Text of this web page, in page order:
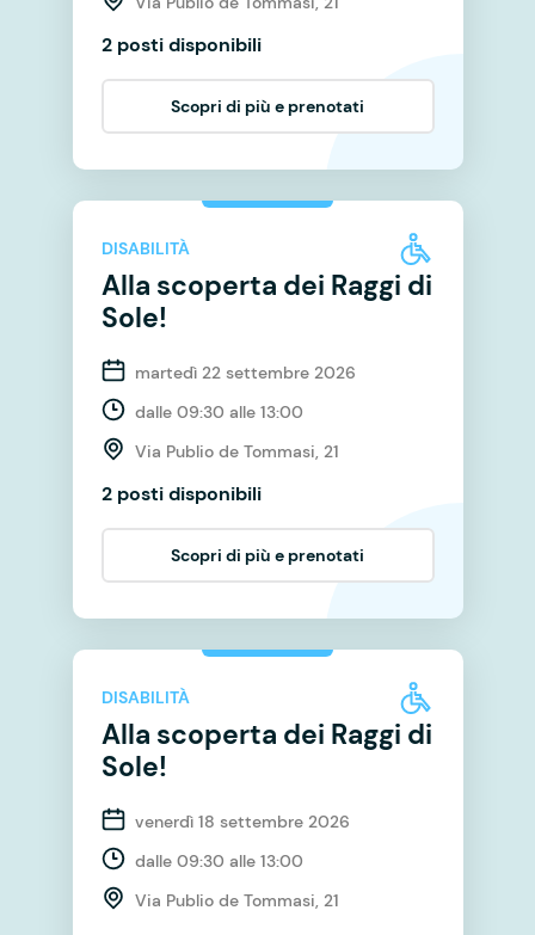
2 posti disponibili
Scopri di più e prenotati
DISABILITÀ
Alla scoperta dei Raggi di
Sole!
martedì 22 settembre 2026
dalle 09:30 alle 13:00
Via Publio de Tommasi, 21
2 posti disponibili
Scopri di più e prenotati
DISABILITÀ
Alla scoperta dei Raggi di
Sole!
venerdì 18 settembre 2026
dalle 09:30 alle 13:00
Via Publio de Tommasi, 21